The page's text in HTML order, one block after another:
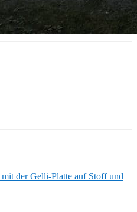
der Gelli-Platte auf Stoff und